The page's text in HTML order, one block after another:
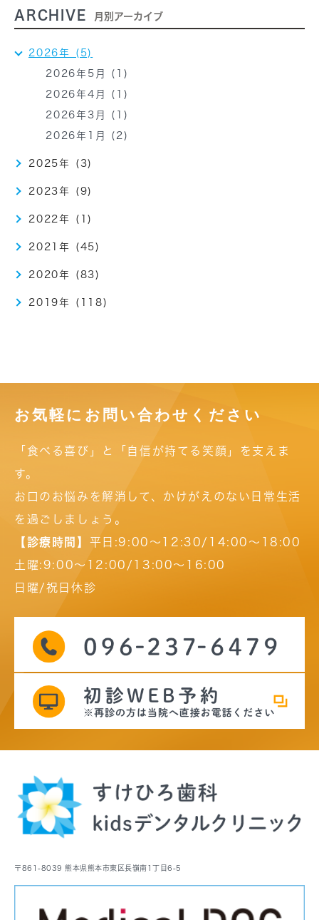
ARCHIVE 月別アーカイブ
2026年 (5)
2026年5月 (1)
2026年4月 (1)
2026年3月 (1)
2026年1月 (2)
2025年 (3)
2023年 (9)
2022年 (1)
2021年 (45)
2020年 (83)
2019年 (118)
お気軽にお問い合わせください
「食べる喜び」と「自信が持てる笑顔」を支えま
す。
お口のお悩みを解消して、かけがえのない日常生活
を過ごしましょう。
【診療時間】 平日:9:00～12:30/14:00～18:00
土曜:9:00～12:00/13:00～16:00
日曜/祝日休診
〒861-8039 熊本県熊本市東区長嶺南1丁目6-5